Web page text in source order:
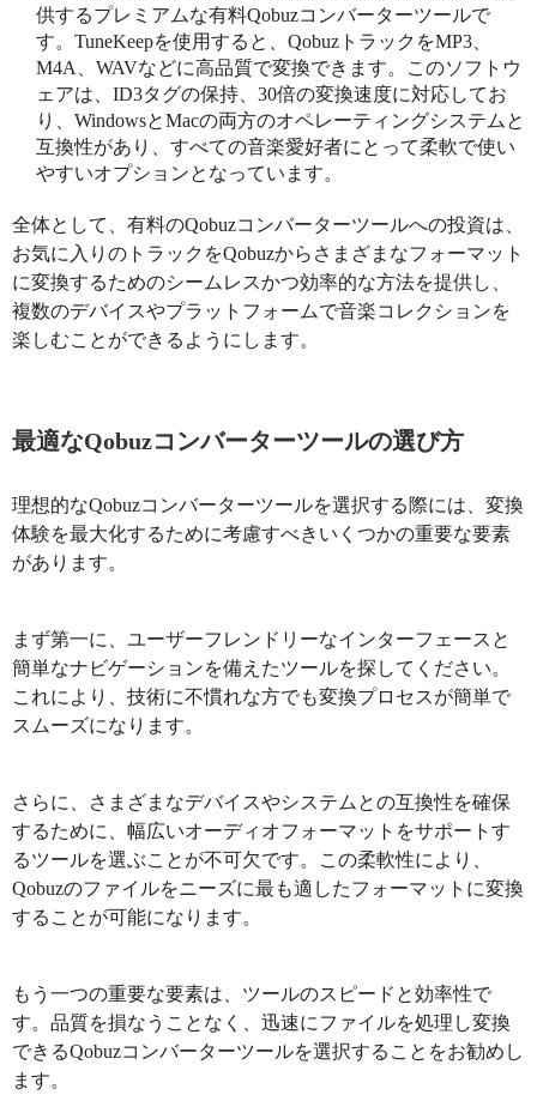
供するプレミアムな有料Qobuzコンバーターツールで
す。TuneKeepを使用すると、QobuzトラックをMP3、
M4A、WAVなどに高品質で変換できます。このソフトウ
ェアは、ID3タグの保持、30倍の変換速度に対応してお
り、WindowsとMacの両方のオペレーティングシステムと
互換性があり、すべての音楽愛好者にとって柔軟で使い
やすいオプションとなっています。
全体として、有料のQobuzコンバーターツールへの投資は、
お気に入りのトラックをQobuzからさまざまなフォーマット
に変換するためのシームレスかつ効率的な方法を提供し、
複数のデバイスやプラットフォームで音楽コレクションを
楽しむことができるようにします。
最適なQobuzコンバーターツールの選び方
理想的なQobuzコンバーターツールを選択する際には、変換
体験を最大化するために考慮すべきいくつかの重要な要素
があります。
まず第一に、ユーザーフレンドリーなインターフェースと
簡単なナビゲーションを備えたツールを探してください。
これにより、技術に不慣れな方でも変換プロセスが簡単で
スムーズになります。
さらに、さまざまなデバイスやシステムとの互換性を確保
するために、幅広いオーディオフォーマットをサポートす
るツールを選ぶことが不可欠です。この柔軟性により、
Qobuzのファイルをニーズに最も適したフォーマットに変換
することが可能になります。
もう一つの重要な要素は、ツールのスピードと効率性で
す。品質を損なうことなく、迅速にファイルを処理し変換
できるQobuzコンバーターツールを選択することをお勧めし
ます。